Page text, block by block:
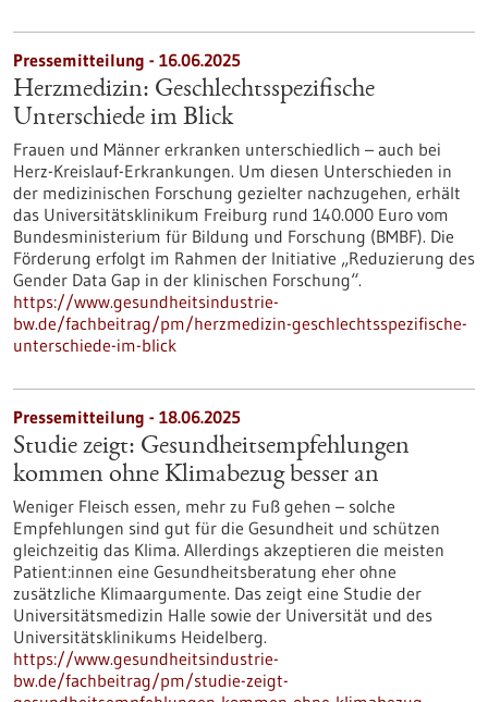
Pressemitteilung - 16.06.2025
Herzmedizin: Geschlechtsspezifische
Unterschiede im Blick
Frauen und Männer erkranken unterschiedlich – auch bei
Herz-Kreislauf-Erkrankungen. Um diesen Unterschieden in
der medizinischen Forschung gezielter nachzugehen, erhält
das Universitätsklinikum Freiburg rund 140.000 Euro vom
Bundesministerium für Bildung und Forschung (BMBF). Die
Förderung erfolgt im Rahmen der Initiative „Reduzierung des
Gender Data Gap in der klinischen Forschung“.
https://www.gesundheitsindustrie-
bw.de/fachbeitrag/pm/herzmedizin-geschlechtsspezifische-
unterschiede-im-blick
Pressemitteilung - 18.06.2025
Studie zeigt: Gesundheitsempfehlungen
kommen ohne Klimabezug besser an
Weniger Fleisch essen, mehr zu Fuß gehen – solche
Empfehlungen sind gut für die Gesundheit und schützen
gleichzeitig das Klima. Allerdings akzeptieren die meisten
Patient:innen eine Gesundheitsberatung eher ohne
zusätzliche Klimaargumente. Das zeigt eine Studie der
Universitätsmedizin Halle sowie der Universität und des
Universitätsklinikums Heidelberg.
https://www.gesundheitsindustrie-
bw.de/fachbeitrag/pm/studie-zeigt-